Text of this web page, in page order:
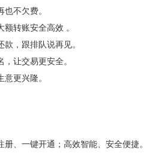
不欠费。
转账安全高效 。
款，跟排队说再见。
让交易更安全。
更兴隆。
、一键开通；高效智能、安全便捷。